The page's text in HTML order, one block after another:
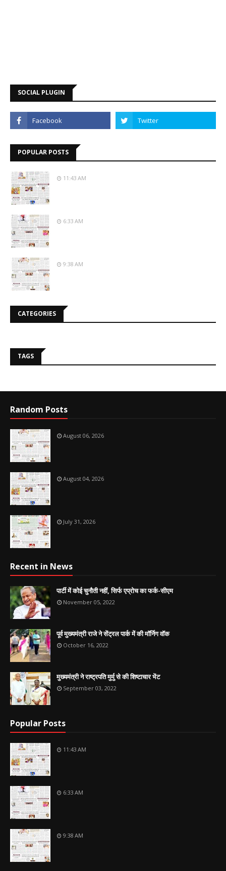
SOCIAL PLUGIN
POPULAR POSTS
11:43 AM
6:33 AM
9:38 AM
CATEGORIES
TAGS
Random Posts
August 06, 2026
August 04, 2026
July 31, 2026
Recent in News
पार्टी में कोई चुनौती नहीं, सिर्फ एप्रोच का फर्क-सीएम
November 05, 2022
पूर्व मुख्यमंत्री राजे ने सेंट्रल पार्क में की मॉर्निग वॉक
October 16, 2022
मुख्यमंत्री ने राष्ट्रपति मुर्मु से की शिष्टाचार भेंट
September 03, 2022
Popular Posts
11:43 AM
6:33 AM
9:38 AM